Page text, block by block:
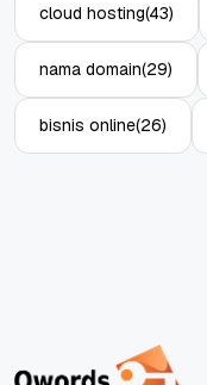
cloud hosting(43)
nama domain(29)
bisnis online(26)